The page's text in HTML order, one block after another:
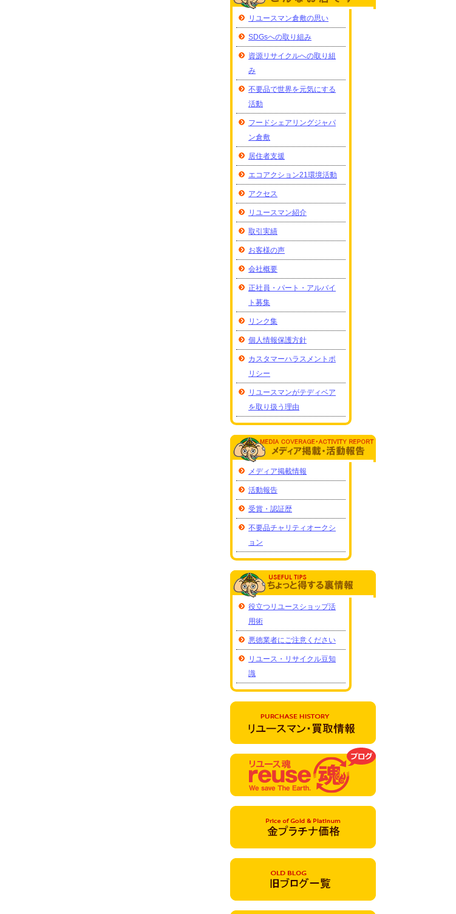
リユースマン倉敷の思い
SDGsへの取り組み
資源リサイクルへの取り組
み
不要品で世界を元気にする
活動
フードシェアリングジャパ
ン倉敷
居住者支援
エコアクション21環境活動
アクセス
リユースマン紹介
取引実績
お客様の声
会社概要
正社員・パート・アルバイ
ト募集
リンク集
個人情報保護方針
カスタマーハラスメントポ
リシー
リユースマンがテディベア
を取り扱う理由
メディア掲載情報
活動報告
受賞・認証歴
不要品チャリティオークシ
ョン
役立つリユースショップ活
用術
悪徳業者にご注意ください
リユース・リサイクル豆知
識